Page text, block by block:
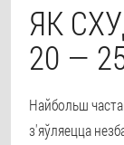
ЯК
20 —
Найбольш
з'яўляецца